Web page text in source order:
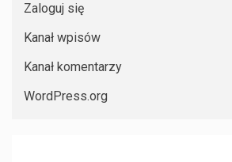
Zaloguj się
Kanał wpisów
Kanał komentarzy
WordPress.org